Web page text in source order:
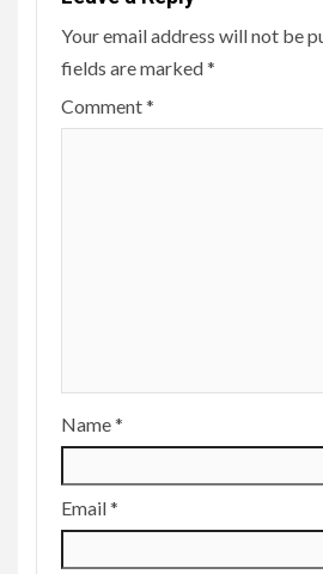
Your email address will not be
fields are marked*
Comment*
Name*
Email*